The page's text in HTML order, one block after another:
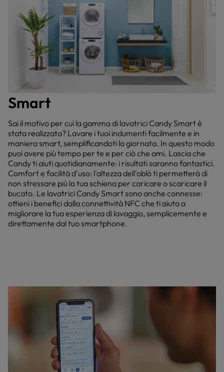
Smart
Sai il motivo per cui la gamma di lavatrici Candy Smart è
stata realizzata? Lavare i tuoi indumenti facilmente e in
maniera smart, semplificandoti la giornata. In questo modo
puoi avere più tempo per te e per ciò che ami. Lascia che
Candy ti aiuti quotidianamente: i risultati saranno fantastici.
Comfort e facilità d'uso: l'altezza dell'oblò ti permetterà di
non stressare più la tua schiena per caricare o scaricare il
bucato. Le lavatrici Candy Smart sono anche connesse:
ottieni i benefici dalla connettività NFC che ti aiuta a
migliorare la tua esperienza di lavaggio, semplicemente e
direttamente dal tuo smartphone.